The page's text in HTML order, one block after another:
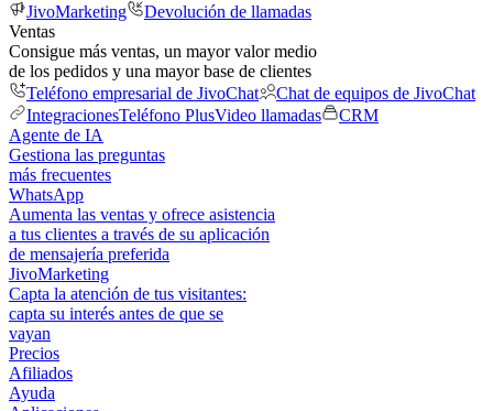
JivoMarketing
Devolución de llamadas
Ventas
Consigue más ventas, un mayor valor medio
de los pedidos y una mayor base de clientes
Teléfono empresarial de JivoChat
Chat de equipos de JivoChat
IntegracionesTeléfono PlusVideo llamadas
CRM
Agente de IA
Gestiona las preguntas
más frecuentes
WhatsApp
Aumenta las ventas y ofrece asistencia
a tus clientes a través de su aplicación
de mensajería preferida
JivoMarketing
Capta la atención de tus visitantes:
capta su interés antes de que se
vayan
Precios
Afiliados
Ayuda